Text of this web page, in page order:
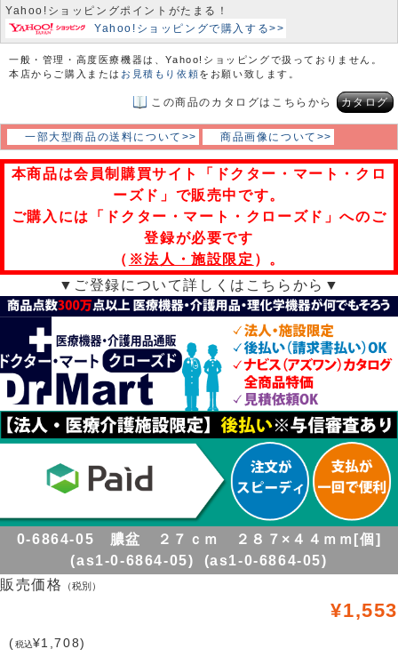
Yahoo!ショッピングポイントがたまる！
Yahoo!ショッピングで購入する>>
一般・管理・高度医療機器は、Yahoo!ショッピングで扱っておりません。
本店からご購入または お見積もり依頼をお願い致します。
この商品のカタログはこちらから カタログ
一部大型商品の送料について>> 商品画像について>>
本商品は会員制購買サイト「ドクター・マート・クロ
ーズド」で販売中です。
ご購入には「ドクター・マート・クローズド」へのご
登録が必要です
（ ※法人・施設限定 ）。
▼ご登録について詳しくはこちらから▼
0-6864-05 膿盆 ２７ｃｍ ２８７×４４ｍｍ[個]
(as1-0-6864-05) (as1-0-6864-05)
販売価格
（税別）
¥1,553
(税込¥1,708)